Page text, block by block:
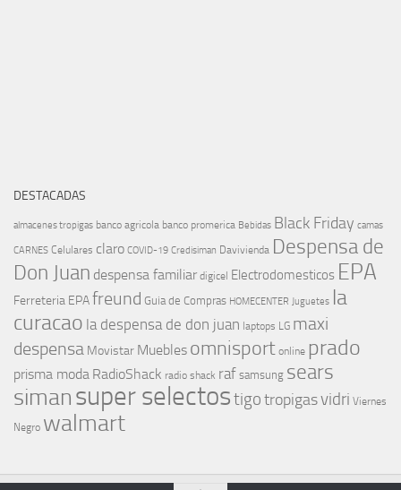
DESTACADAS
almacenes tropigas banco agricola banco promerica Bebidas Black Friday camas
CARNES Celulares claro COVID-19 Credisiman Davivienda Despensa de
Don Juan despensa familiar digicel Electrodomesticos EPA
Ferreteria EPAfreund Guia de Compras HOMECENTER Juguetes la
curacao la despensa de don juan laptops LG maxi
despensa Movistar Muebles omnisport online prado
prisma moda RadioShack radio shack raf samsung sears
simansuper selectostigotropigasvidri Viernes
Negro walmart